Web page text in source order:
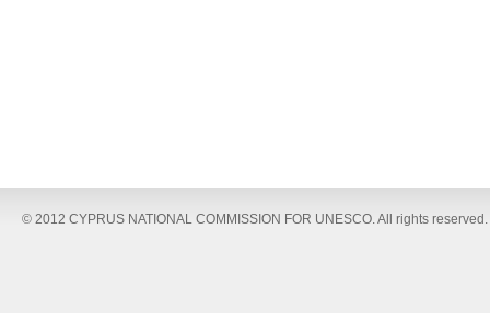
© 2012 CYPRUS NATIONAL COMMISSION FOR UNESCO. All rights reserved.